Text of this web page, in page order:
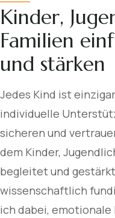
Kinder,
Familien
und stärken
Jedes Kind ist
individuelle
sicheren und
dem Kinder,
begleitet und
wissenschaftlich
ich dabei, emotionale